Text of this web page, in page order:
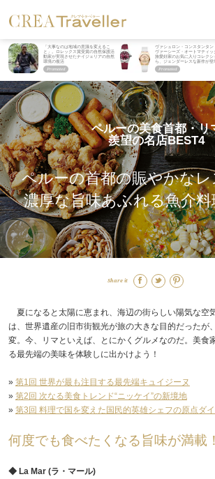
「大事なのは地域の意識を変えるこ
と」。ロレックス賞受賞の自然保護活
動家が実現させたナイジェリアの自然
環境の復活
ヴァシュロン・コンスタンタン
ヴァーシーズ・オートマティッ
旅愛好家のお気に入りコレクシ
ら、ジェンダーレスな新作が登
ペルーの美食首都・リ
羨望の名店BEST4
ペルーの首都の賑やかな
濃厚な旨味あふれる魚介
Share it
夏になると太陽に恵まれ、海辺の街らしい陽気な空
は、世界遺産の旧市街観光が旅の大きな目的だったが
変。今、リマといえば、とにかくグルメなのだ。美食
る最先端の美味を体験しに出かけよう！
» 第1回 世界が最も注目する最先端キュイジーヌ
» 第2回 次なる美食トレンド“ニッケイ”の新境地
» 第3回 料理で国を変えた国民的英雄シェフの原点ダ
何度でも食べたくなる旨味が満載！
◆ La Mar (ラ・マール)